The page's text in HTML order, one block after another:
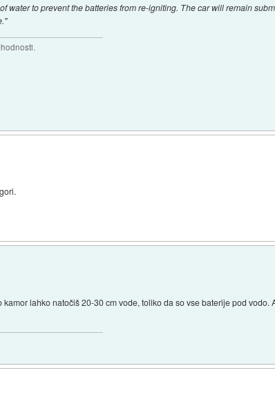
water to prevent the batteries from re-igniting. The car will remain
lahko natočiš 20-30 cm vode, toliko da so vse baterije pod vodo.